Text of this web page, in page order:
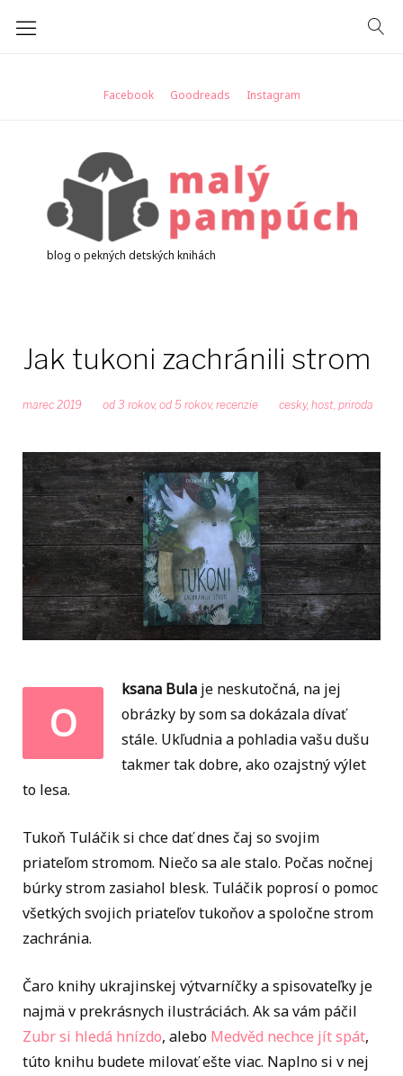
Facebook Goodreads Instagram
blog o pekných detských knihách
Jak tukoni zachránili strom
marec 2019 od 3 rokov, od 5 rokov, recenzie cesky, host, priroda
O
ksana Bula je neskutočná, na jej
obrázky by som sa dokázala dívať
stále. Ukľudnia a pohladia vašu dušu
takmer tak dobre, ako ozajstný výlet
to lesa.
Tukoň Tuláčik si chce dať dnes čaj so svojim
priateľom stromom. Niečo sa ale stalo. Počas nočnej
búrky strom zasiahol blesk. Tuláčik poprosí o pomoc
všetkých svojich priateľov tukoňov a spoločne strom
zachránia.
Čaro knihy ukrajinskej výtvarníčky a spisovateľky je
najmä v prekrásnych ilustráciách. Ak sa vám páčil
Zubr si hledá hnízdo, alebo Medvěd nechce jít spát,
túto knihu budete milovať ešte viac. Naplno si v nej